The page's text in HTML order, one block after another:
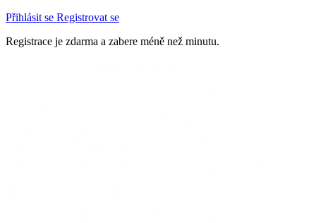
Přihlásit se Registrovat se
Registrace je zdarma a zabere méně než minutu.